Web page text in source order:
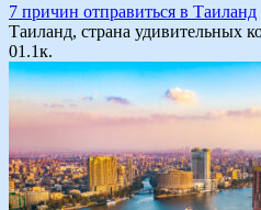
7 причин отправиться в Таиланд
Таиланд, страна удивительных
01.1к.